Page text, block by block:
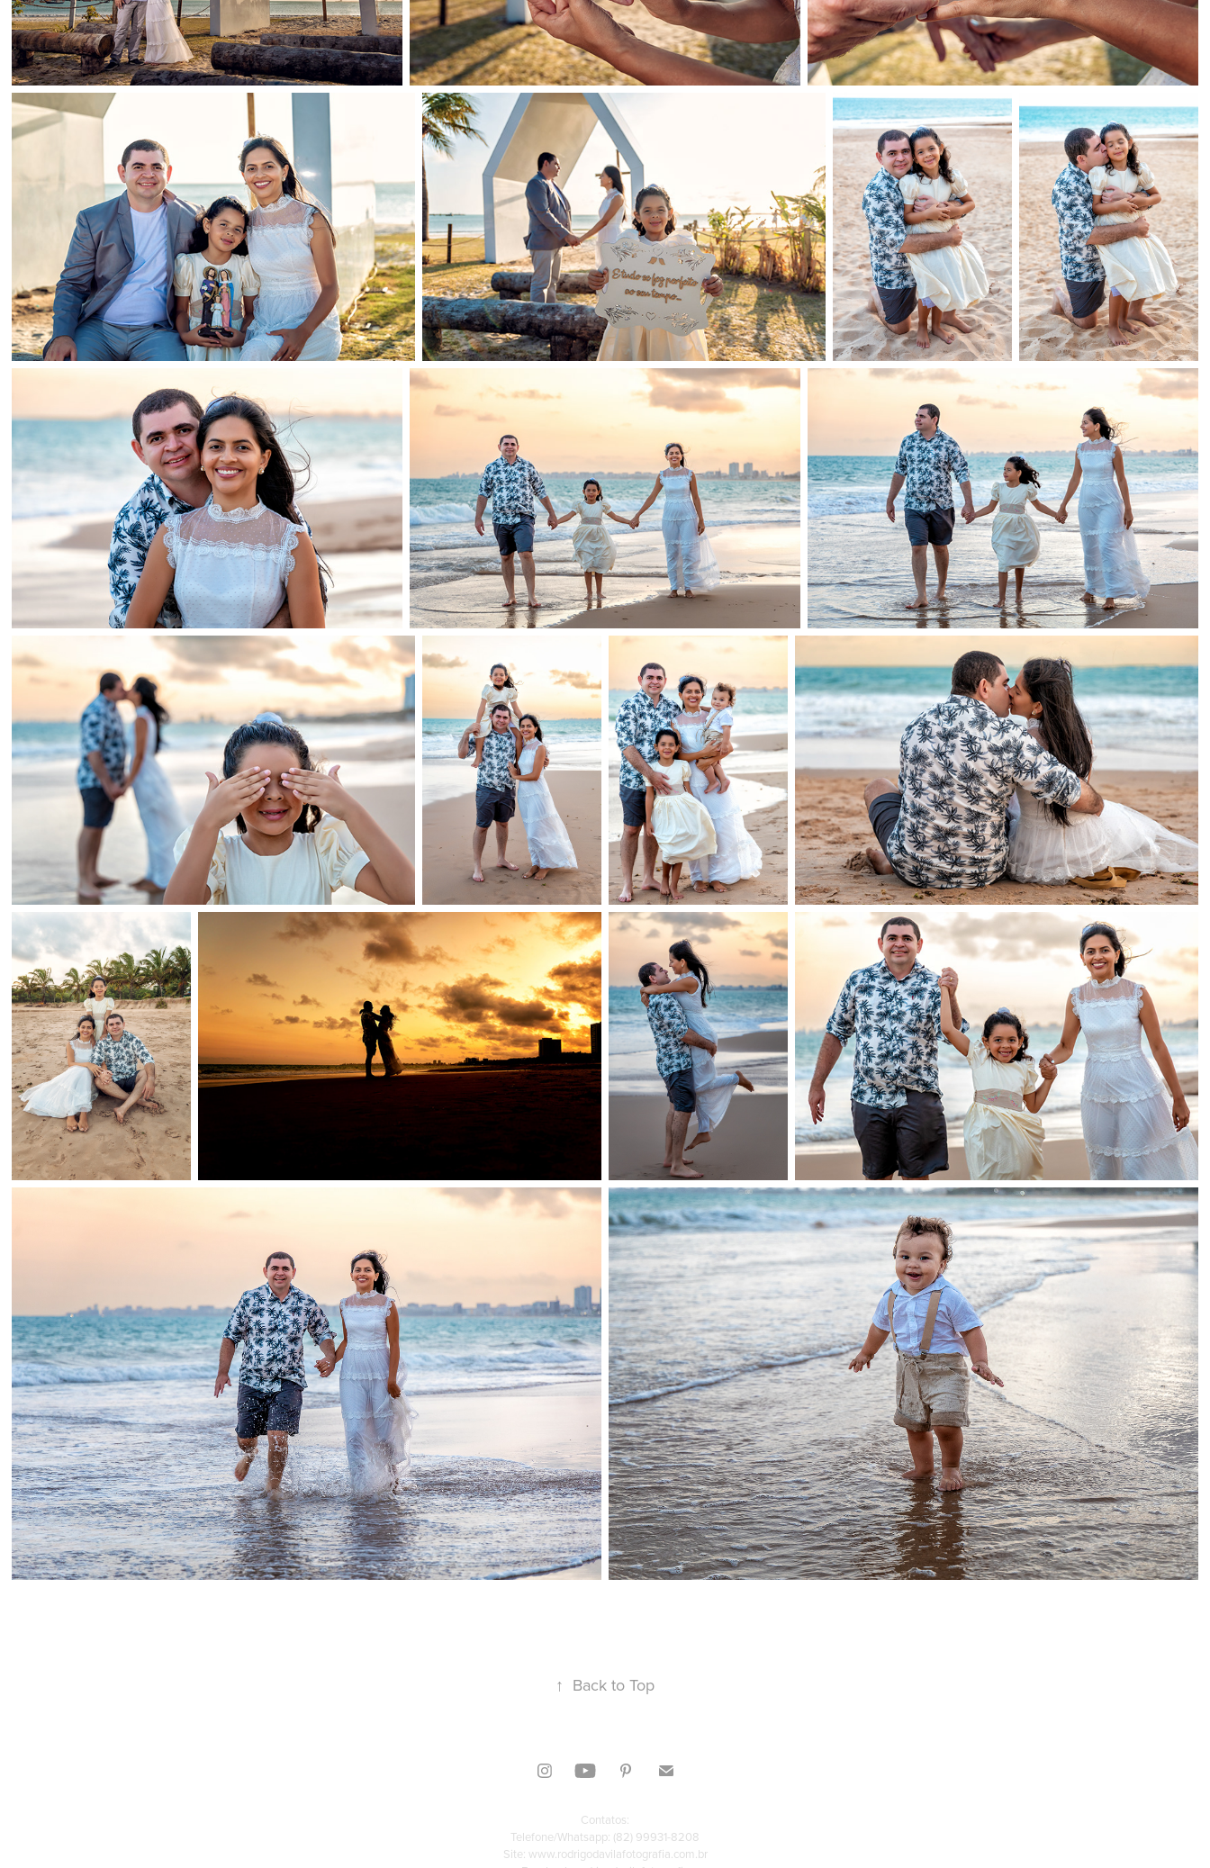
↑ Back to Top
Contatos:
Telefone/Whatsapp: (82) 99931-8208
Site: www.rodrigodavilafotografia.com.br